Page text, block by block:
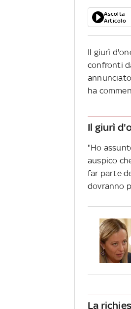
Ascolta
Articolo
Il giurì
confronti
ha
Il giurì
"Ho
auspico
far parte
dovranno
La